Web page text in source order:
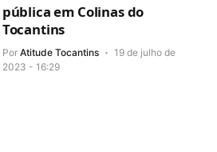
pública em Colinas do
Tocantins
Por Atitude Tocantins
19 de julho de
2023 - 16:29